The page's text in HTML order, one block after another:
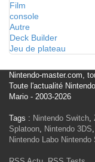
Film
console
Autre
Deck Builder
Jeu de plateau
Nintendo-master.com,
Toute l'actualité
Mario - 2003-2026
Tags : Nintendo Switch,
Splatoon, Nintendo 3DS,
Nintendo Labo Nintendo